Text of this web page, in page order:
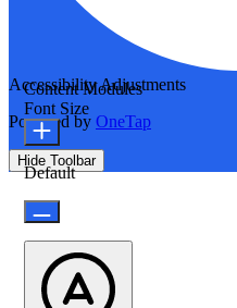
Accessibility Adjustments
Powered by OneTap
Hide Toolbar
Content Modules
Font Size
Default